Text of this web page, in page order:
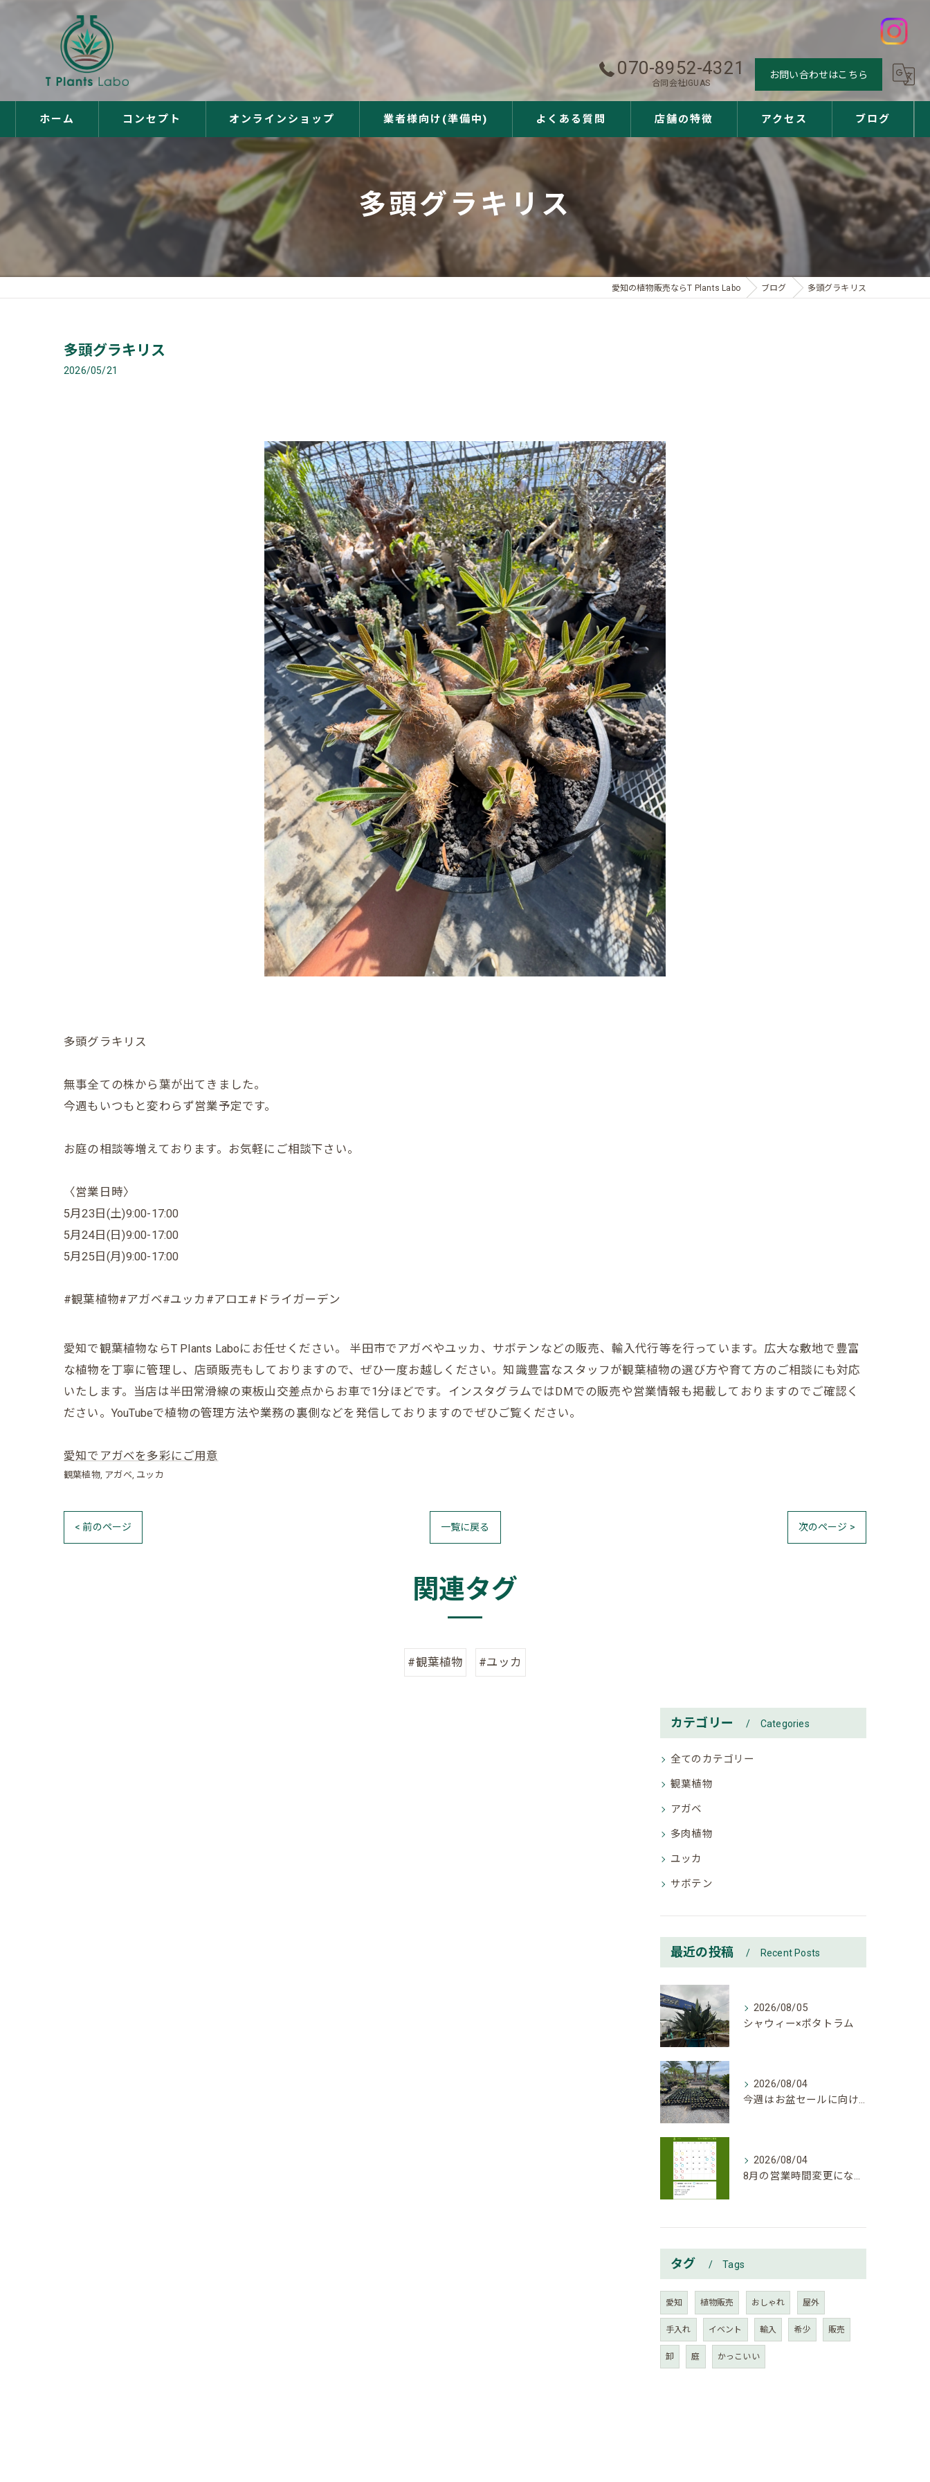
070-8952-4321
合同会社IGUAS
お問い合わせはこちら
ホーム コンセプト オンラインショップ 業者様向け(準備中) よくある質問 店舗の特徴
観葉植物
多肉植物
アガベ
サボテン
アクセス ブログ
多頭グラキリス
愛知の植物販売ならT Plants Labo ブログ 多頭グラキリス
多頭グラキリス
2026/05/21
多頭グラキリス
無事全ての株から葉が出てきました。
今週もいつもと変わらず営業予定です。
お庭の相談等増えております。お気軽にご相談下さい。
〈営業日時〉
5月23日(土)9:00-17:00
5月24日(日)9:00-17:00
5月25日(月)9:00-17:00
#観葉植物#アガベ#ユッカ#アロエ#ドライガーデン
愛知で観葉植物ならT Plants Laboにお任せください。 半田市でアガベやユッカ、サボテンなどの販売、輸入代行等を行っています。広大な敷地で豊富
な植物を丁寧に管理し、店頭販売もしておりますので、ぜひ一度お越しください。知識豊富なスタッフが観葉植物の選び方や育て方のご相談にも対応
いたします。当店は半田常滑線の東板山交差点からお車で1分ほどです。インスタグラムではDMでの販売や営業情報も掲載しておりますのでご確認く
ださい。YouTubeで植物の管理方法や業務の裏側などを発信しておりますのでぜひご覧ください。
愛知でアガベを多彩にご用意
観葉植物 アガベ ユッカ
< 前のページ 一覧に戻る 次のページ >
関連タグ
#観葉植物 #ユッカ
カテゴリー Categories
全てのカテゴリー
観葉植物
アガベ
多肉植物
ユッカ
サボテン
最近の投稿 Recent Posts
2026/08/05
シャウィー×ポタトラム
2026/08/04
今週はお盆セールに向けて大量入荷しております。
2026/08/04
8月の営業時間変更になりましたのでご確認下さい。
タグ Tags
愛知 植物販売 おしゃれ 屋外
手入れ イベント 輸入 希少 販売
卸 庭 かっこいい